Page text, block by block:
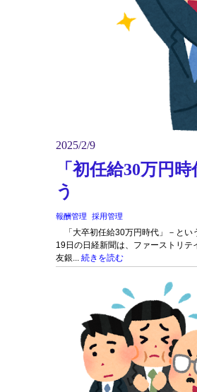
2025/2/9
「初任給30万円
う
報酬管理 採用管理
「大卒初任給30万円時代」－とい
19日の日経新聞は、ファーストリテ
友銀... 続きを読む